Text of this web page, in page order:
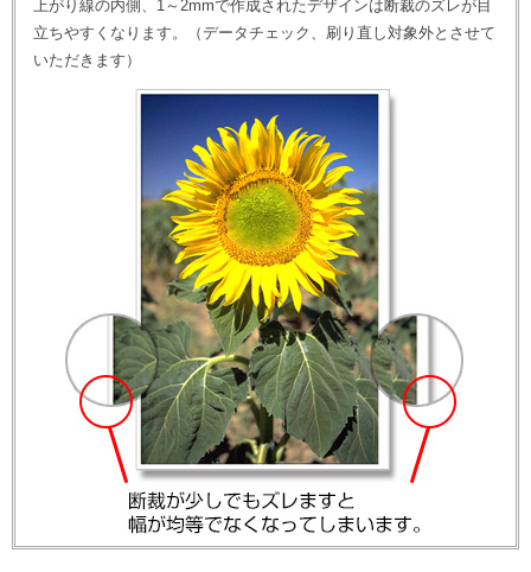
上がり線の内側、1～2mmで作成されたデザインは断裁のズレが目
立ちやすくなります。（データチェック、刷り直し対象外とさせて
いただきます）